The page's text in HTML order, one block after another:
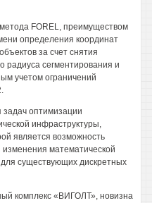
FOREL, преимуществом
определения координат
за счет снятия
радиуса сегментирования и
учетом ограничений
оптимизации
инфраструктуры,
является возможность
математической
существующих дискретных
комплекс «ВИГОЛТ», новизна